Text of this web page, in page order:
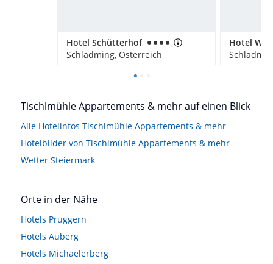
Hotel Schütterhof
Schladming, Österreich
Hotel
Tischlmühle Appartements & mehr auf einen Blick
Alle Hotelinfos Tischlmühle Appartements & mehr
Hotelbilder von Tischlmühle Appartements & mehr
Wetter Steiermark
Orte in der Nähe
Hotels Pruggern
Hotels Auberg
Hotels Michaelerberg